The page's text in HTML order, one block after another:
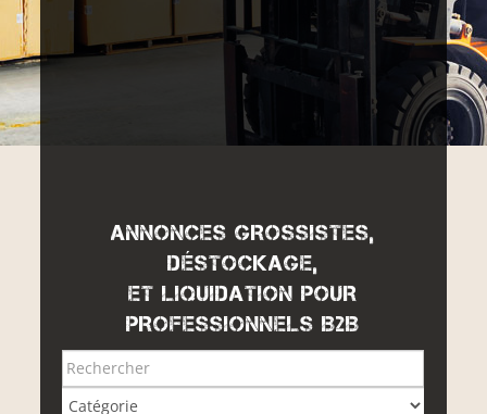
ANNONCES GROSSISTES,
DÉSTOCKAGE,
ET LIQUIDATION POUR
PROFESSIONNELS B2B